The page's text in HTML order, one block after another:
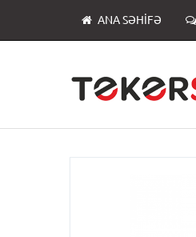
ANA SƏHIFƏ